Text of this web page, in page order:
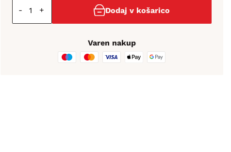
- + Dodaj v košarico
Varen nakup